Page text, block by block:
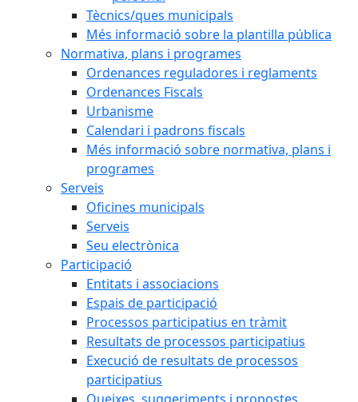
Tècnics/ques municipals
Més informació sobre la plantilla pública
Normativa, plans i programes
Ordenances reguladores i reglaments
Ordenances Fiscals
Urbanisme
Calendari i padrons fiscals
Més informació sobre normativa, plans i
programes
Serveis
Oficines municipals
Serveis
Seu electrònica
Participació
Entitats i associacions
Espais de participació
Processos participatius en tràmit
Resultats de processos participatius
Execució de resultats de processos
participatius